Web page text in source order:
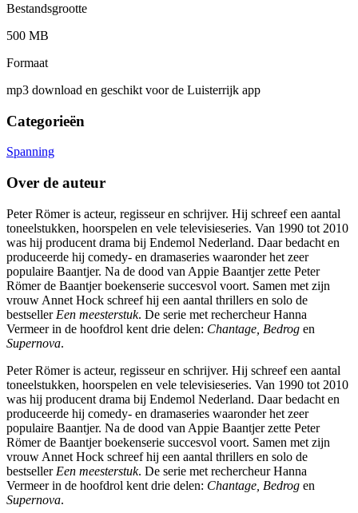
Bestandsgrootte
500 MB
Formaat
mp3 download en geschikt voor de Luisterrijk app
Categorieën
Spanning
Over de auteur
Peter Römer is acteur, regisseur en schrijver. Hij schreef een aantal
toneelstukken, hoorspelen en vele televisieseries. Van 1990 tot 2010
was hij producent drama bij Endemol Nederland. Daar bedacht en
produceerde hij comedy- en dramaseries waaronder het zeer
populaire Baantjer. Na de dood van Appie Baantjer zette Peter
Römer de Baantjer boekenserie succesvol voort. Samen met zijn
vrouw Annet Hock schreef hij een aantal thrillers en solo de
bestseller Een meesterstuk. De serie met rechercheur Hanna
Vermeer in de hoofdrol kent drie delen: Chantage, Bedrog en
Supernova.
Peter Römer is acteur, regisseur en schrijver. Hij schreef een aantal
toneelstukken, hoorspelen en vele televisieseries. Van 1990 tot 2010
was hij producent drama bij Endemol Nederland. Daar bedacht en
produceerde hij comedy- en dramaseries waaronder het zeer
populaire Baantjer. Na de dood van Appie Baantjer zette Peter
Römer de Baantjer boekenserie succesvol voort. Samen met zijn
vrouw Annet Hock schreef hij een aantal thrillers en solo de
bestseller Een meesterstuk. De serie met rechercheur Hanna
Vermeer in de hoofdrol kent drie delen: Chantage, Bedrog en
Supernova.